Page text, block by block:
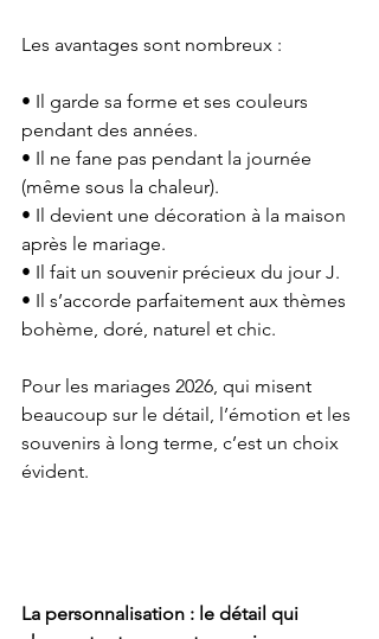
Les avantages sont nombreux :
• Il garde sa forme et ses couleurs
pendant des années.
• Il ne fane pas pendant la journée
(même sous la chaleur).
• Il devient une décoration à la maison
après le mariage.
• Il fait un souvenir précieux du jour J.
• Il s’accorde parfaitement aux thèmes
bohème, doré, naturel et chic.
Pour les mariages 2026, qui misent
beaucoup sur le détail, l’émotion et les
souvenirs à long terme, c’est un choix
évident.
La personnalisation : le détail qui